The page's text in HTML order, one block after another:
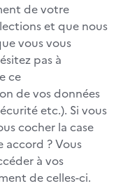
de votre
et que nous
vous vous
pas à
ce
de vos données
etc.). Si vous
cocher la case
? Vous
à vos
de celles-ci.